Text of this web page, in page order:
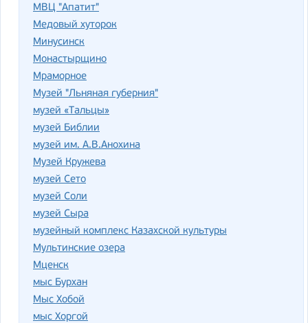
МВЦ "Апатит"
Медовый хуторок
Минусинск
Монастырщино
Мраморное
Музей "Льняная губерния"
музей «Тальцы»
музей Библии
музей им. А.В.Анохина
Музей Кружева
музей Сето
музей Соли
музей Сыра
музейный комплекс Казахской культуры
Мультинские озера
Мценск
мыс Бурхан
Мыс Хобой
мыс Хоргой